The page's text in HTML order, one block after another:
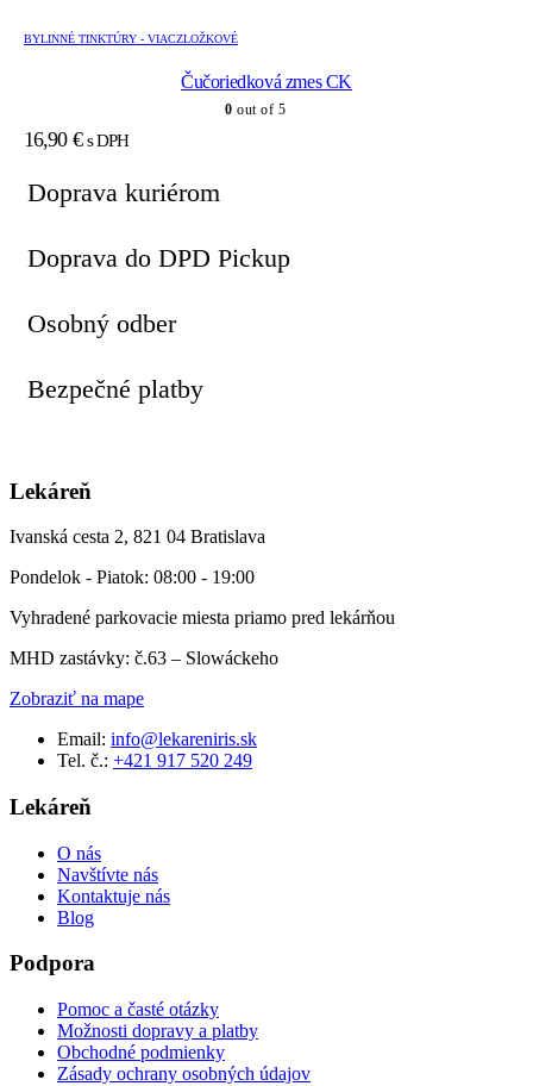
BYLINNÉ TINKTÚRY - VIACZLOŽKOVÉ
Čučoriedková zmes CK
0 out of 5
16,90 € s DPH
Doprava kuriérom
Doprava do DPD Pickup
Osobný odber
Bezpečné platby
Lekáreň
Ivanská cesta 2, 821 04 Bratislava
Pondelok - Piatok: 08:00 - 19:00
Vyhradené parkovacie miesta priamo pred lekárňou
MHD zastávky: č.63 – Slowáckeho
Zobraziť na mape
Email: info@lekareniris.sk
Tel. č.: +421 917 520 249
Lekáreň
O nás
Navštívte nás
Kontaktuje nás
Blog
Podpora
Pomoc a časté otázky
Možnosti dopravy a platby
Obchodné podmienky
Zásady ochrany osobných údajov